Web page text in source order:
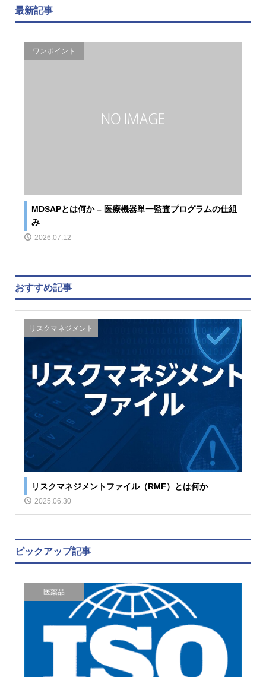
最新記事
ワンポイント
MDSAPとは何か – 医療機器単一監査プログラムの仕組
み
2026.07.12
おすすめ記事
リスクマネジメント
リスクマネジメントファイル（RMF）とは何か
2025.06.30
ピックアップ記事
医薬品